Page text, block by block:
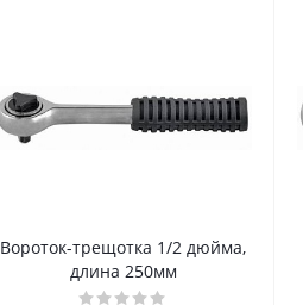
Вороток-трещотка 1/2 дюйма,
длина 250мм